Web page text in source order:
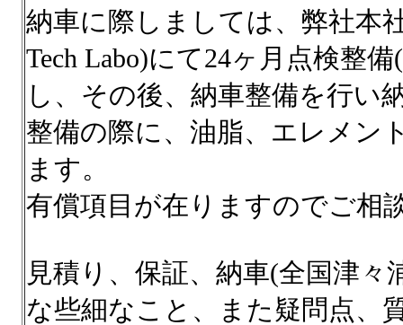
納車に際しましては、弊社本
Tech Labo)にて24ヶ月点検整
し、その後、納車整備を行い
整備の際に、油脂、エレメン
ます。
有償項目が在りますのでご相
見積り、保証、納車(全国津
な些細なこと、また疑問点、